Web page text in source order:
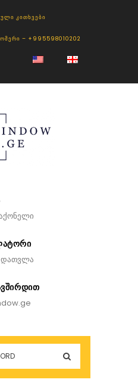
ᲙᲘᲗᲮᲕᲔᲑᲘ
– +995598010202
დათვლა